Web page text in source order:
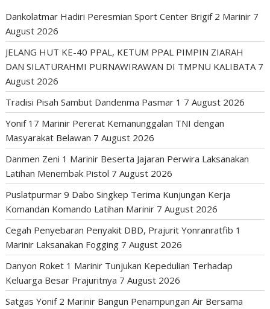
Dankolatmar Hadiri Peresmian Sport Center Brigif 2 Marinir 7
August 2026
JELANG HUT KE-40 PPAL, KETUM PPAL PIMPIN ZIARAH
DAN SILATURAHMI PURNAWIRAWAN DI TMPNU KALIBATA 7
August 2026
Tradisi Pisah Sambut Dandenma Pasmar 1 7 August 2026
Yonif 17 Marinir Pererat Kemanunggalan TNI dengan
Masyarakat Belawan 7 August 2026
Danmen Zeni 1 Marinir Beserta Jajaran Perwira Laksanakan
Latihan Menembak Pistol 7 August 2026
Puslatpurmar 9 Dabo Singkep Terima Kunjungan Kerja
Komandan Komando Latihan Marinir 7 August 2026
Cegah Penyebaran Penyakit DBD, Prajurit Yonranratfib 1
Marinir Laksanakan Fogging 7 August 2026
Danyon Roket 1 Marinir Tunjukan Kepedulian Terhadap
Keluarga Besar Prajuritnya 7 August 2026
Satgas Yonif 2 Marinir Bangun Penampungan Air Bersama